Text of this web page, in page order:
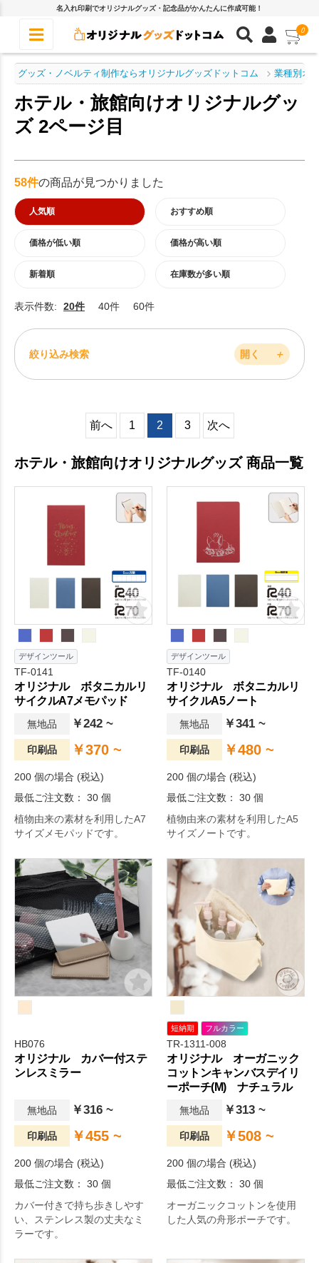
名入れ印刷でオリジナルグッズ・記念品がかんたんに作成可能！
0
グッズ・ノベルティ制作ならオリジナルグッズドットコム 業種別オ
ホテル・旅館向けオリジナルグッ
ズ 2ページ目
58件の商品が見つかりました
人気順 おすすめ順
価格が低い順 価格が高い順
新着順 在庫数が多い順
表示件数: 20件 40件 60件
絞り込み検索 開く ＋
前へ 1 2 3 次へ
ホテル・旅館向けオリジナルグッズ 商品一覧
デザインツール
TF-0141
オリジナル ボタニカルリ
サイクルA7メモパッド
無地品 ￥242 ~
印刷品 ￥370 ~
200 個の場合 (税込)
最低ご注文数： 30 個
植物由来の素材を利用したA7
サイズメモパッドです。
デザインツール
TF-0140
オリジナル ボタニカルリ
サイクルA5ノート
無地品 ￥341 ~
印刷品 ￥480 ~
200 個の場合 (税込)
最低ご注文数： 30 個
植物由来の素材を利用したA5
サイズノートです。
HB076
オリジナル カバー付ステ
ンレスミラー
無地品 ￥316 ~
印刷品 ￥455 ~
200 個の場合 (税込)
最低ご注文数： 30 個
カバー付きで持ち歩きしやす
い、ステンレス製の丈夫なミ
ラーです。
短納期 フルカラー
TR-1311-008
オリジナル オーガニック
コットンキャンバスデイリ
ーポーチ(M) ナチュラル
無地品 ￥313 ~
印刷品 ￥508 ~
200 個の場合 (税込)
最低ご注文数： 30 個
オーガニックコットンを使用
した人気の舟形ポーチです。